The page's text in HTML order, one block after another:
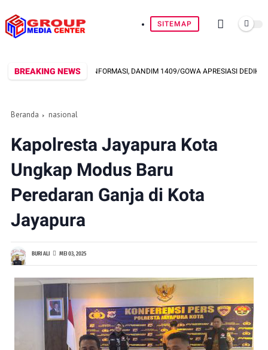
SITEMAP
BREAKING NEWS
TRANSPARANSI INFORMASI, DANDIM 1409/GOWA APRESIASI DEDIKASI
Beranda nasional
Kapolresta Jayapura Kota
Ungkap Modus Baru
Peredaran Ganja di Kota
Jayapura
BURI ALI MEI 03, 2025